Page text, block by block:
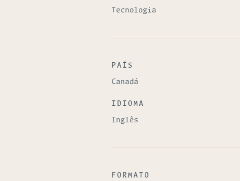
Tecnologia
PAÍS
Canadá
IDIOMA
Inglês
FORMATO